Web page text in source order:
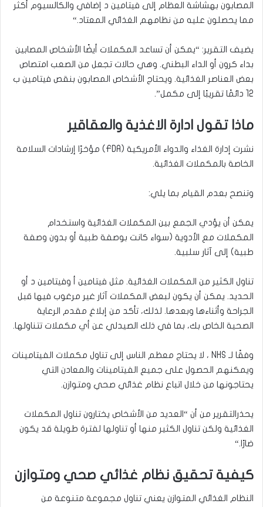
المصابون بهشاشة العظام إلى فيتامين د إضافي والكالسيوم أكثر
مما يحصلون عليه من نظامهم الغذائي المعتاد“.
يضيف التقرير: “يمكن أن تساعد المكملات أيضًا الأشخاص المصابين
بداء كرون أو الداء البطني. وهي حالات تجعل من الصعب امتصاص
بعض العناصر الغذائية. ويحتاج الأشخاص المصابون بنقص فيتامين ب
12 دائمًا تقريبًا إلى مكمل
.”
ماذا تقول ادارة الاغذية والعقاقير
نشرت إدارة الغذاء والدواء الأمريكية (FDA) مؤخرًا إرشادات السلامة
الخاصة بالمكملات الغذائية.
وتنصح بعدم القيام بما يلي:
يمكن أن يؤدي الجمع بين المكملات الغذائية واستخدام
المكملات مع الأدوية (سواء كانت بوصفة طبية أو بدون وصفة
طبية) إلى آثار سلبية.
تناول الكثير من المكملات الغذائية. مثل فيتامين أ وفيتامين د أو
الحديد. يمكن أن يكون لبعض المكملات آثار غير مرغوب فيها قبل
الجراحة وأثناءها وبعدها. لذلك، تأكد من إبلاغ مقدم الرعاية
الصحية الخاص بك، بما في ذلك الصيدلي عن أي مكملات تتناولها.
وفقًا لـ NHS ، لا يحتاج معظم الناس إلى تناول مكملات الفيتامينات
ويمكنهم الحصول على جميع الفيتامينات والمعادن التي
يحتاجونها من خلال اتباع نظام غذائي صحي ومتوازن.
يحذرالتقرير من أن “العديد من الأشخاص يختارون تناول المكملات
الغذائية ولكن تناول الكثير منها أو تناولها لفترة طويلة قد يكون
ضارًا “.
كيفية تحقيق نظام غذائي صحي ومتوازن
النظام الغذائي المتوازن يعني تناول مجموعة متنوعة من